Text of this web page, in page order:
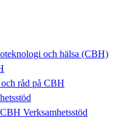
och hälsa (CBH)
råd på CBH
Verksamhetsstöd